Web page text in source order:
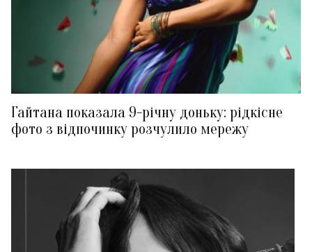
Гайтана показала 9-річну доньку: рідкісне
фото з відпочинку розчулило мережу